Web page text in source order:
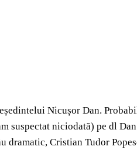
Nicușor Dan.
suspectat niciodată) pe dl
Cristian Tudor